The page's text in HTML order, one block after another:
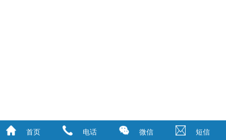
首页 电话 微信 短信